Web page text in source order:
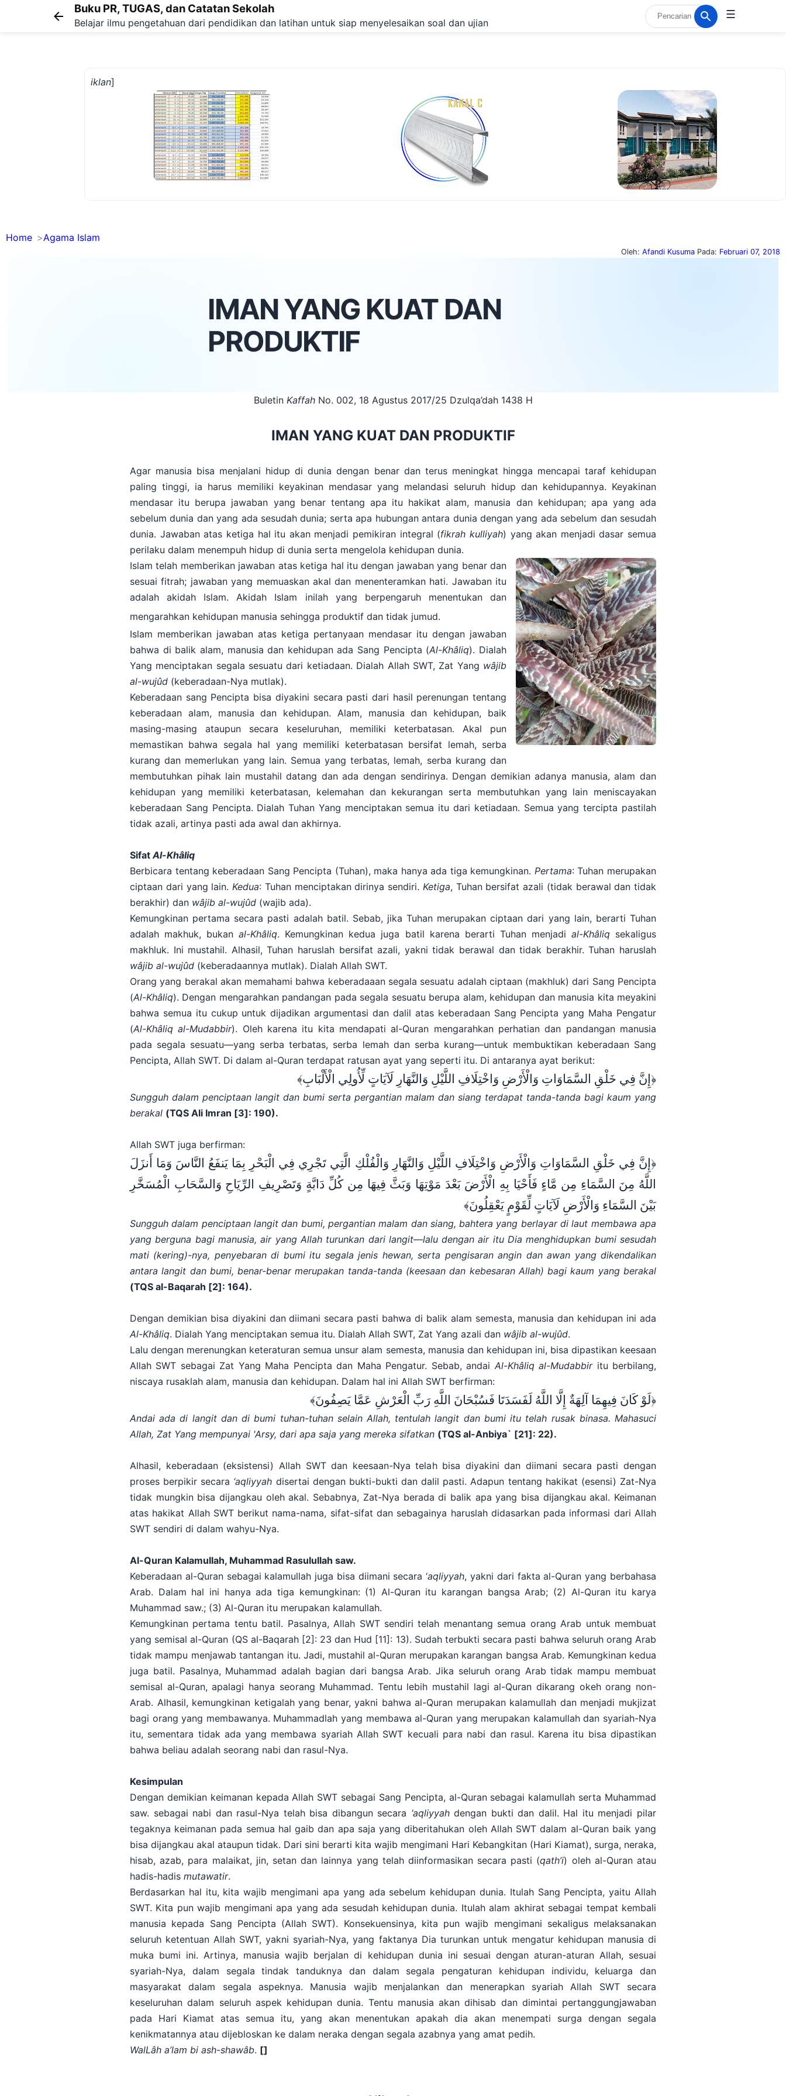
Buku PR, TUGAS, dan Catatan Sekolah
Belajar ilmu pengetahuan dari pendidikan dan latihan untuk siap menyelesaikan soal dan ujian
☰
iklan]
Home Agama Islam
Oleh: Afandi Kusuma Pada: Februari 07, 2018
IMAN YANG KUAT DAN
PRODUKTIF
Buletin KaffahNo. 002, 18 Agustus 2017/25 Dzulqa’dah 1438 H
IMAN YANG KUAT DAN PRODUKTIF
Agar manusia bisa menjalani hidup di dunia dengan benar dan terus meningkat hingga mencapai taraf kehidupan
paling tinggi, ia harus memiliki keyakinan mendasar yang melandasi seluruh hidup dan kehidupannya. Keyakinan
mendasar itu berupa jawaban yang benar tentang apa itu hakikat alam, manusia dan kehidupan; apa yang ada
sebelum dunia dan yang ada sesudah dunia; serta apa hubungan antara dunia dengan yang ada sebelum dan sesudah
dunia. Jawaban atas ketiga hal itu akan menjadi pemikiran integral (fikrah kulliyah) yang akan menjadi dasar semua
perilaku dalam menempuh hidup di dunia serta mengelola kehidupan dunia.
Islam telah memberikan jawaban atas ketiga hal itu dengan jawaban yang benar dan
sesuai fitrah; jawaban yang memuaskan akal dan menenteramkan hati. Jawaban itu
adalah akidah Islam. Akidah Islam inilah yang berpengaruh menentukan dan
mengarahkan kehidupan manusia sehingga produktif dan tidak jumud.
Islam memberikan jawaban atas ketiga pertanyaan mendasar itu dengan jawaban
bahwa di balik alam, manusia dan kehidupan ada Sang Pencipta (Al-Khâliq). Dialah
Yang menciptakan segala sesuatu dari ketiadaan. Dialah Allah SWT, Zat Yang wâjib
al-wujûd (keberadaan-Nya mutlak).
Keberadaan sang Pencipta bisa diyakini secara pasti dari hasil perenungan tentang
keberadaan alam, manusia dan kehidupan. Alam, manusia dan kehidupan, baik
masing-masing ataupun secara keseluruhan, memiliki keterbatasan. Akal pun
memastikan bahwa segala hal yang memiliki keterbatasan bersifat lemah, serba
kurang dan memerlukan yang lain. Semua yang terbatas, lemah, serba kurang dan
membutuhkan pihak lain mustahil datang dan ada dengan sendirinya. Dengan demikian adanya manusia, alam dan
kehidupan yang memiliki keterbatasan, kelemahan dan kekurangan serta membutuhkan yang lain meniscayakan
keberadaan Sang Pencipta. Dialah Tuhan Yang menciptakan semua itu dari ketiadaan. Semua yang tercipta pastilah
tidak azali, artinya pasti ada awal dan akhirnya.
SifatAl-Khâliq
Berbicara tentang keberadaan Sang Pencipta (Tuhan), maka hanya ada tiga kemungkinan. Pertama: Tuhan merupakan
ciptaan dari yang lain. Kedua: Tuhan menciptakan dirinya sendiri. Ketiga, Tuhan bersifat azali (tidak berawal dan tidak
berakhir) dan wâjib al-wujûd (wajib ada).
Kemungkinan pertama secara pasti adalah batil. Sebab, jika Tuhan merupakan ciptaan dari yang lain, berarti Tuhan
adalah makhuk, bukanal-Khâliq. Kemungkinan kedua juga batil karena berarti Tuhan menjadi al-Khâliqsekaligus
makhluk. Ini mustahil. Alhasil, Tuhan haruslah bersifat azali, yakni tidak berawal dan tidak berakhir. Tuhan haruslah
wâjib al-wujûd (keberadaannya mutlak). Dialah Allah SWT.
Orang yang berakal akan memahami bahwa keberadaaan segala sesuatu adalah ciptaan (makhluk) dari Sang Pencipta
(Al-Khâliq). Dengan mengarahkan pandangan pada segala sesuatu berupa alam, kehidupan dan manusia kita meyakini
bahwa semua itu cukup untuk dijadikan argumentasi dan dalil atas keberadaan Sang Pencipta yang Maha Pengatur
(Al-Khâliq al-Mudabbir). Oleh karena itu kita mendapati al-Quran mengarahkan perhatian dan pandangan manusia
pada segala sesuatu—yang serba terbatas, serba lemah dan serba kurang—untuk membuktikan keberadaan Sang
Pencipta, Allah SWT. Di dalam al-Quran terdapat ratusan ayat yang seperti itu. Di antaranya ayat berikut:
﴿إِنَّ فِي خَلْقِ السَّمَاوَاتِ وَالْأَرْضِ وَاخْتِلَافِ اللَّيْلِ وَالنَّهَارِ لَآيَاتٍ لِّأُولِي الْأَلْبَابِ﴾
Sungguh dalam penciptaan langit dan bumi serta pergantian malam dan siang terdapat tanda-tanda bagi kaum yang
berakal (TQS Ali Imran [3]: 190).
Allah SWT juga berfirman:
﴿إِنَّ فِي خَلْقِ السَّمَاوَاتِ وَالْأَرْضِ وَاخْتِلَافِ اللَّيْلِ وَالنَّهَارِ وَالْفُلْكِ الَّتِي تَجْرِي فِي الْبَحْرِ بِمَا يَنفَعُ النَّاسَ وَمَا
أَنزَلَ
اللَّهُ مِنَ السَّمَاءِ مِن مَّاءٍ فَأَحْيَا بِهِ الْأَرْضَ بَعْدَ مَوْتِهَا وَبَثَّ فِيهَا مِن كُلِّ دَابَّةٍ وَتَصْرِيفِ الرِّيَاحِ وَالسَّحَابِ الْمُسَخَّرِ
بَيْنَ السَّمَاءِ وَالْأَرْضِ لَآيَاتٍ لِّقَوْمٍ يَعْقِلُونَ﴾
Sungguh dalam penciptaan langit dan bumi, pergantian malam dan siang, bahtera yang berlayar di laut membawa apa
yang berguna bagi manusia, air yang Allah turunkan dari langit—lalu dengan air itu Dia menghidupkan bumi sesudah
mati (kering)-nya, penyebaran di bumi itu segala jenis hewan, serta pengisaran angin dan awan yang dikendalikan
antara langit dan bumi, benar-benar merupakan tanda-tanda (keesaan dan kebesaran Allah) bagi kaum yang berakal
(TQS al-Baqarah [2]: 164).
Dengan demikian bisa diyakini dan diimani secara pasti bahwa di balik alam semesta, manusia dan kehidupan ini ada
Al-Khâliq. Dialah Yang menciptakan semua itu. Dialah Allah SWT, Zat Yang azali dan wâjib al-wujûd.
Lalu dengan merenungkan keteraturan semua unsur alam semesta, manusia dan kehidupan ini, bisa dipastikan keesaan
Allah SWT sebagai Zat Yang Maha Pencipta dan Maha Pengatur. Sebab, andai Al-Khâliq al-Mudabbiritu berbilang,
niscaya rusaklah alam, manusia dan kehidupan. Dalam hal ini Allah SWT berfirman:
﴿لَوْ كَانَ فِيهِمَا آلِهَةٌ إِلَّا اللَّهُ لَفَسَدَتَا فَسُبْحَانَ اللَّهِ رَبِّ الْعَرْشِ عَمَّا يَصِفُونَ﴾
Andaiada di langit dan di bumi tuhan-tuhan selain Allah, tentulah langit dan bumi itu telah rusak binasa. Mahasuci
Allah, Zat Yang mempunyai 'Arsy, dari apa saja yang mereka sifatkan (TQS al-Anbiya` [21]: 22).
Alhasil, keberadaan (eksistensi) Allah SWT dan keesaan-Nya telah bisa diyakini dan diimani secara pasti dengan
proses berpikir secara ‘aqliyyah disertai dengan bukti-bukti dan dalil pasti. Adapun tentang hakikat (esensi) Zat-Nya
tidak mungkin bisa dijangkau oleh akal. Sebabnya, Zat-Nya berada di balik apa yang bisa dijangkau akal. Keimanan
atas hakikat Allah SWT berikut nama-nama, sifat-sifat dan sebagainya haruslah didasarkan pada informasi dari Allah
SWT sendiri di dalam wahyu-Nya.
Al-Quran Kalamullah, Muhammad Rasulullah saw.
Keberadaan al-Quran sebagai kalamullah juga bisa diimani secara ‘aqliyyah, yakni dari fakta al-Quran yang berbahasa
Arab. Dalam hal ini hanya ada tiga kemungkinan: (1) Al-Quran itu karangan bangsa Arab; (2) Al-Quran itu karya
Muhammad saw.; (3) Al-Quran itu merupakan kalamullah.
Kemungkinan pertama tentu batil. Pasalnya, Allah SWT sendiri telah menantang semua orang Arab untuk membuat
yang semisal al-Quran (QS al-Baqarah [2]: 23 dan Hud [11]: 13). Sudah terbukti secara pasti bahwa seluruh orang Arab
tidak mampu menjawab tantangan itu. Jadi, mustahil al-Quran merupakan karangan bangsa Arab. Kemungkinan kedua
juga batil. Pasalnya, Muhammad adalah bagian dari bangsa Arab. Jika seluruh orang Arab tidak mampu membuat
semisal al-Quran, apalagi hanya seorang Muhammad. Tentu lebih mustahil lagi al-Quran dikarang okeh orang non-
Arab. Alhasil, kemungkinan ketigalah yang benar, yakni bahwa al-Quran merupakan kalamullah dan menjadi mukjizat
bagi orang yang membawanya. Muhammadlah yang membawa al-Quran yang merupakan kalamullah dan syariah-Nya
itu, sementara tidak ada yang membawa syariah Allah SWT kecuali para nabi dan rasul. Karena itu bisa dipastikan
bahwa beliau adalah seorang nabi dan rasul-Nya.
Kesimpulan
Dengan demikian keimanan kepada Allah SWT sebagai Sang Pencipta, al-Quran sebagai kalamullah serta Muhammad
saw. sebagai nabi dan rasul-Nya telah bisa dibangun secara ‘aqliyyahdengan bukti dan dalil. Hal itu menjadi pilar
tegaknya keimanan pada semua hal gaib dan apa saja yang diberitahukan oleh Allah SWT dalam al-Quran baik yang
bisa dijangkau akal ataupun tidak. Dari sini berarti kita wajib mengimani Hari Kebangkitan (Hari Kiamat), surga, neraka,
hisab, azab, para malaikat, jin, setan dan lainnya yang telah diinformasikan secara pasti (qath’i) oleh al-Quran atau
hadis-hadis mutawatir.
Berdasarkan hal itu, kita wajib mengimani apa yang ada sebelum kehidupan dunia. Itulah Sang Pencipta, yaitu Allah
SWT. Kita pun wajib mengimani apa yang ada sesudah kehidupan dunia. Itulah alam akhirat sebagai tempat kembali
manusia kepada Sang Pencipta (Allah SWT). Konsekuensinya, kita pun wajib mengimani sekaligus melaksanakan
seluruh ketentuan Allah SWT, yakni syariah-Nya, yang faktanya Dia turunkan untuk mengatur kehidupan manusia di
muka bumi ini. Artinya, manusia wajib berjalan di kehidupan dunia ini sesuai dengan aturan-aturan Allah, sesuai
syariah-Nya, dalam segala tindak tanduknya dan dalam segala pengaturan kehidupan individu, keluarga dan
masyarakat dalam segala aspeknya. Manusia wajib menjalankan dan menerapkan syariah Allah SWT secara
keseluruhan dalam seluruh aspek kehidupan dunia. Tentu manusia akan dihisab dan dimintai pertanggungjawaban
pada Hari Kiamat atas semua itu, yang akan menentukan apakah dia akan menempati surga dengan segala
kenikmatannya atau dijebloskan ke dalam neraka dengan segala azabnya yang amat pedih.
WalLâh a’lam bi ash-shawâb. []